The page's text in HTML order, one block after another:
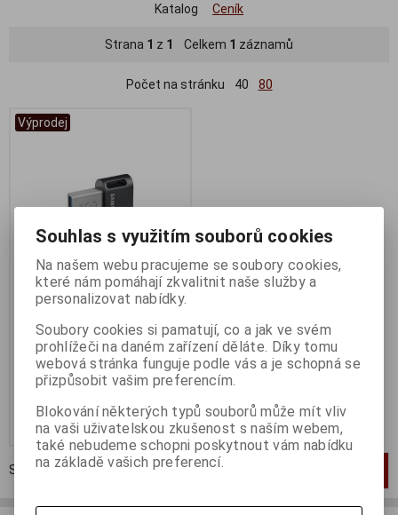
Katalog Ceník
Strana 1 z 1 Celkem 1 záznamů
Počet na stránku 40 80
Výprodej
Samsung Fit Plus 32GB USB
3.1 černý
Termín dodání (dny):1
263 Kč
Koupit
Strana 1z1Celkem1záznamů
Souhlas s využitím souborů cookies
Na našem webu pracujeme se soubory cookies,
které nám pomáhají zkvalitnit naše služby a
personalizovat nabídky.
Soubory cookies si pamatují, co a jak ve svém
prohlížeči na daném zařízení děláte. Díky tomu
webová stránka funguje podle vás a je schopná se
přizpůsobit vašim preferencím.
Blokování některých typů souborů může mít vliv
na vaši uživatelskou zkušenost s naším webem,
také nebudeme schopni poskytnout vám nabídku
na základě vašich preferencí.